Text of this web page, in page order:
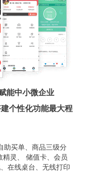
能中小微企业
个性化功能最大程
助买单、商品三级分
精灵、 储值卡、会员
在线桌台、无线打印